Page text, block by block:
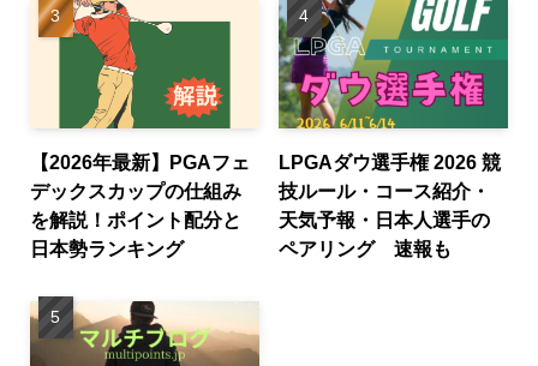
【2026年最新】PGAフェ
デックスカップの仕組み
を解説！ポイント配分と
日本勢ランキング
LPGAダウ選手権 2026 競
技ルール・コース紹介・
天気予報・日本人選手の
ペアリング 速報も